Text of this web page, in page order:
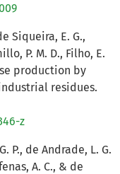
Siqueira, E. G.,
P. M. D., Filho, E.
production by
residues.
z
P., de Andrade, L. G.
A. C., & de